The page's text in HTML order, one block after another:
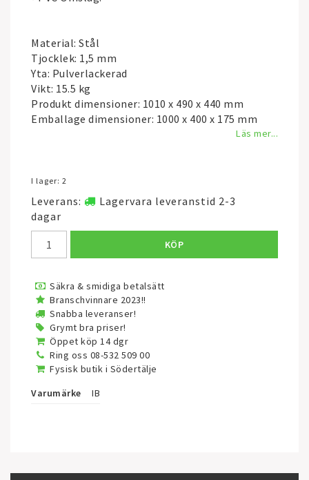
Material: Stål
Tjocklek: 1,5 mm
Yta: Pulverlackerad
Vikt: 15.5 kg
Produkt dimensioner: 1010 x 490 x 440 mm
Emballage dimensioner: 1000 x 400 x 175 mm
Läs mer...
I lager: 2
Leverans:
Lagervara leveranstid 2-3
dagar
KÖP
Säkra & smidiga betalsätt
Branschvinnare 2023!!
Snabba leveranser!
Grymt bra priser!
Öppet köp 14 dgr
Ring oss 08-532 509 00
Fysisk butik i Södertälje
Varumärke
IB